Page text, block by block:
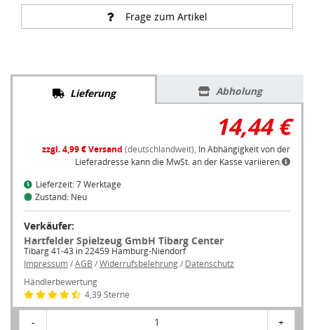
Frage zum Artikel
Lieferung Abholung
14,44 €
zzgl. 4,99 € Versand (deutschlandweit), In Abhängigkeit von der
Lieferadresse kann die MwSt. an der Kasse variieren.
Lieferzeit: 7 Werktage
Zustand: Neu
Verkäufer:
Hartfelder Spielzeug GmbH Tibarg Center
Tibarg 41-43 in 22459 Hamburg-Niendorf
Impressum/AGB /Widerrufsbelehrung/ Datenschutz
Händlerbewertung
4,39 Sterne
- 1 +